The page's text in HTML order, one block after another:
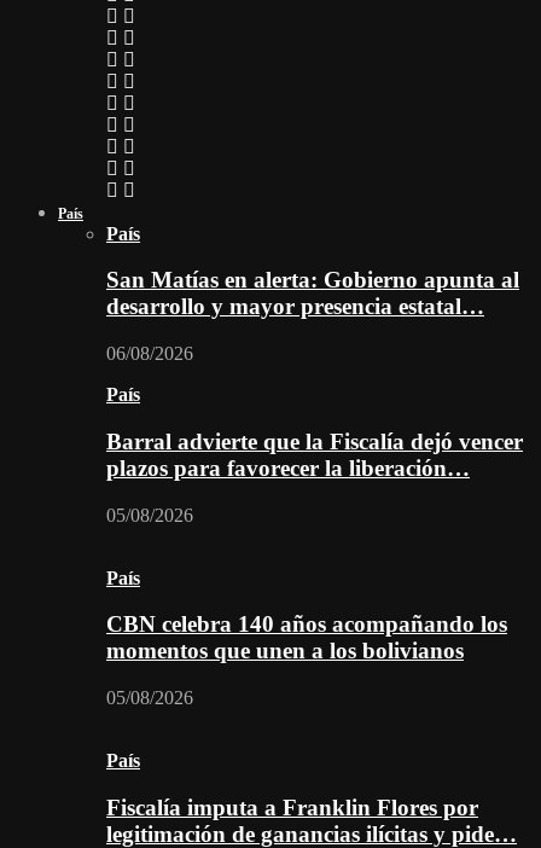
País
País
San Matías en alerta: Gobierno apunta al
desarrollo y mayor presencia estatal…
06/08/2026
País
Barral advierte que la Fiscalía dejó vencer
plazos para favorecer la liberación…
05/08/2026
País
CBN celebra 140 años acompañando los
momentos que unen a los bolivianos
05/08/2026
País
Fiscalía imputa a Franklin Flores por
legitimación de ganancias ilícitas y pide…